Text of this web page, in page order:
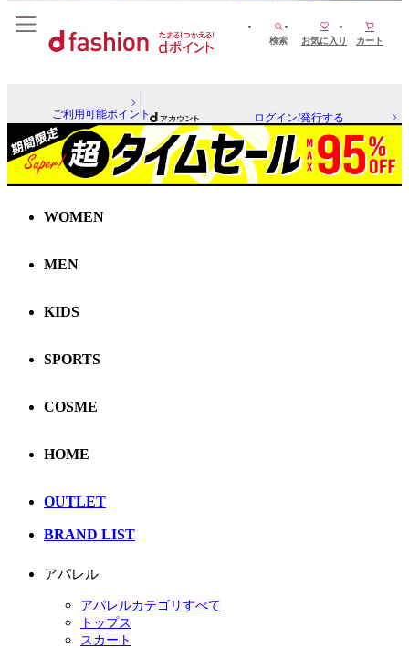
検索 お気に入り カート
ご利用可能ポイント ログイン/発行する
WOMEN
MEN
KIDS
SPORTS
COSME
HOME
OUTLET
BRAND LIST
アパレル
アパレルカテゴリすべて
トップス
スカート